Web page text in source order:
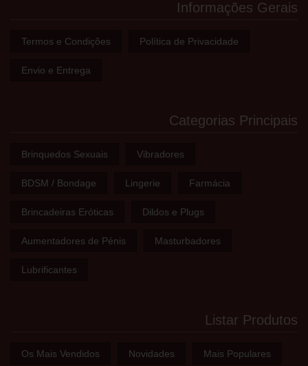
Informações Gerais
Termos e Condições Política de Privacidade
Envio e Entrega
Categorias Principais
Brinquedos Sexuais Vibradores
BDSM / Bondage Lingerie Farmácia
Brincadeiras Eróticas Dildos e Plugs
Aumentadores de Pénis Masturbadores
Lubrificantes
Listar Produtos
Os Mais Vendidos Novidades Mais Populares